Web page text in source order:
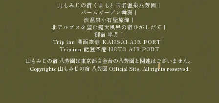
山もみじの宿くまもと玉名温泉八芳園 ｜
パームガーデン舞洲 ｜
渋温泉小石屋旅館 ｜
北アルプスを望む露天風呂の宿ひがしだて ｜
御宿 皐月 ｜
Trip inn 関西空港 KANSAI AIR PORT ｜
Trip inn 能登空港 NOTO AIR PORT
山もみじの宿 八芳園は東京都白金台の八芳園と関連はございません。
Copyrightc 山もみじの宿 八芳園 Official Site. All rights reserved.